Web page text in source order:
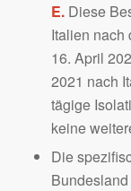
E.Diese
Italien nach
16. April
2021 nach
tägige
keine
Die